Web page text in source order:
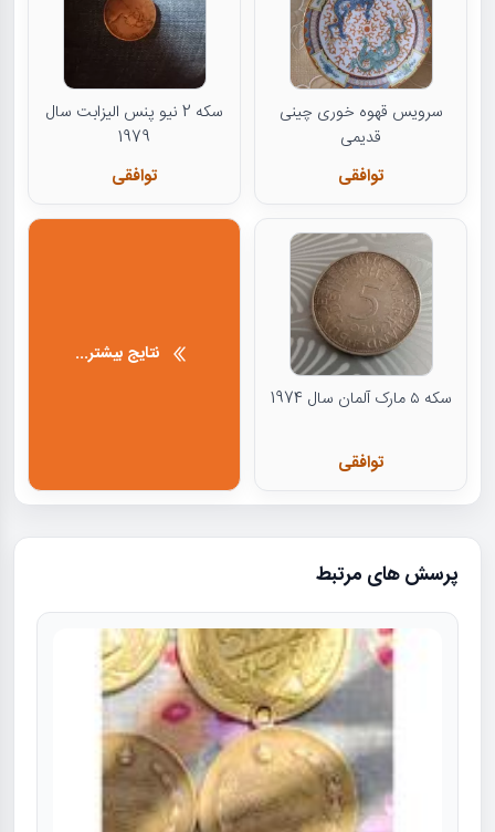
سرویس قهوه خوری چینی
قدیمی
توافقی
سکه 2 نیو پنس الیزابت سال
1979
توافقی
سکه ۵ مارک آلمان سال 1974
توافقی
نتایج بیشتر...
پرسش های مرتبط